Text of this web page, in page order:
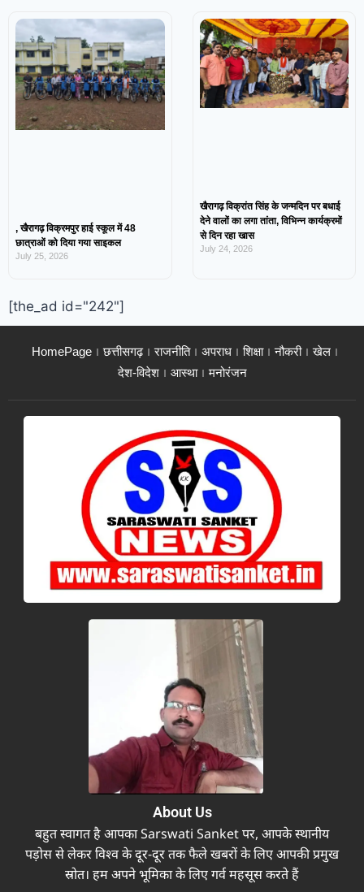
, खैरागढ़ विक्रमपुर हाई स्कूल में 48
छात्राओं को दिया गया साइकल
July 25, 2026
खैरागढ़ विक्रांत सिंह के जन्मदिन पर बधाई
देने वालों का लगा तांता, विभिन्न कार्यक्रमों
से दिन रहा खास
July 24, 2026
[the_ad id="242"]
HomePage छत्तीसगढ़ राजनीति अपराध शिक्षा नौकरी
खेल
देश-विदेश
आस्था मनोरंजन
About Us
बहुत स्वागत है आपका Sarswati Sanket पर, आपके स्थानीय
पड़ोस से लेकर विश्व के दूर-दूर तक फैले खबरों के लिए आपकी प्रमुख
स्रोत। हम अपने भूमिका के लिए गर्व महसूस करते हैं